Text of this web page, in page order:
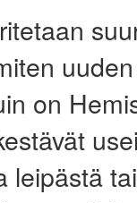
on
leipästä